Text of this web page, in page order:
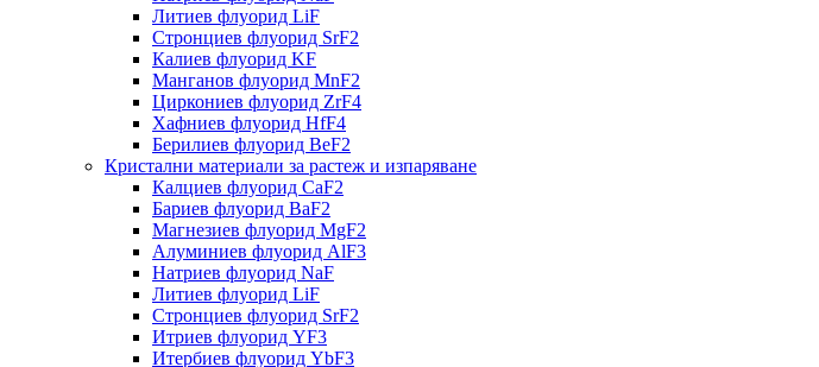
Литиев флуорид LiF
Стронциев флуорид SrF2
Калиев флуорид KF
Манганов флуорид MnF2
Циркониев флуорид ZrF4
Хафниев флуорид HfF4
Берилиев флуорид BeF2
Кристални материали за растеж и изпаряване
Калциев флуорид CaF2
Бариев флуорид BaF2
Магнезиев флуорид MgF2
Алуминиев флуорид AlF3
Натриев флуорид NaF
Литиев флуорид LiF
Стронциев флуорид SrF2
Итриев флуорид YF3
Итербиев флуорид YbF3